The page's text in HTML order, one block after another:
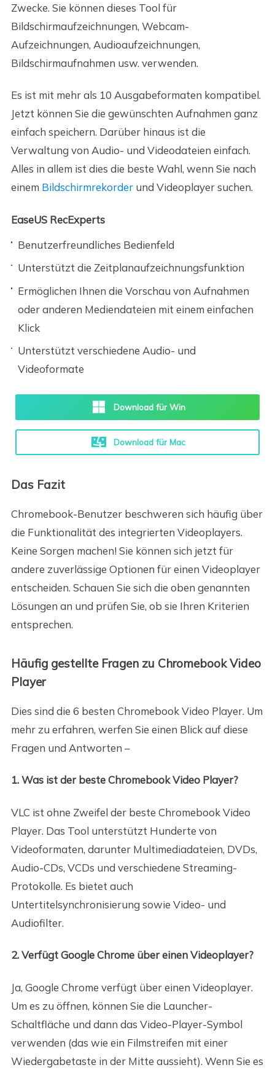
Zwecke. Sie können dieses Tool für
Bildschirmaufzeichnungen, Webcam-
Aufzeichnungen, Audioaufzeichnungen,
Bildschirmaufnahmen usw. verwenden.
Es ist mit mehr als 10 Ausgabeformaten kompatibel.
Jetzt können Sie die gewünschten Aufnahmen ganz
einfach speichern. Darüber hinaus ist die
Verwaltung von Audio- und Videodateien einfach.
Alles in allem ist dies die beste Wahl, wenn Sie nach
einem Bildschirmrekorderund Videoplayer suchen.
EaseUS RecExperts
Benutzerfreundliches Bedienfeld
Unterstützt die Zeitplanaufzeichnungsfunktion
Ermöglichen Ihnen die Vorschau von Aufnahmen
oder anderen Mediendateien mit einem einfachen
Klick
Unterstützt verschiedene Audio- und
Videoformate
Download für Win
Download für Mac
Das Fazit
Chromebook-Benutzer beschweren sich häufig über
die Funktionalität des integrierten Videoplayers.
Keine Sorgen machen! Sie können sich jetzt für
andere zuverlässige Optionen für einen Videoplayer
entscheiden. Schauen Sie sich die oben genannten
Lösungen an und prüfen Sie, ob sie Ihren Kriterien
entsprechen.
Häufig gestellte Fragen zu Chromebook Video
Player
Dies sind die 6 besten Chromebook Video Player. Um
mehr zu erfahren, werfen Sie einen Blick auf diese
Fragen und Antworten –
1. Was ist der beste Chromebook Video Player?
VLC ist ohne Zweifel der beste Chromebook Video
Player. Das Tool unterstützt Hunderte von
Videoformaten, darunter Multimediadateien, DVDs,
Audio-CDs, VCDs und verschiedene Streaming-
Protokolle. Es bietet auch
Untertitelsynchronisierung sowie Video- und
Audiofilter.
2. Verfügt Google Chrome über einen Videoplayer?
Ja, Google Chrome verfügt über einen Videoplayer.
Um es zu öffnen, können Sie die Launcher-
Schaltfläche und dann das Video-Player-Symbol
verwenden (das wie ein Filmstreifen mit einer
Wiedergabetaste in der Mitte aussieht). Wenn Sie es